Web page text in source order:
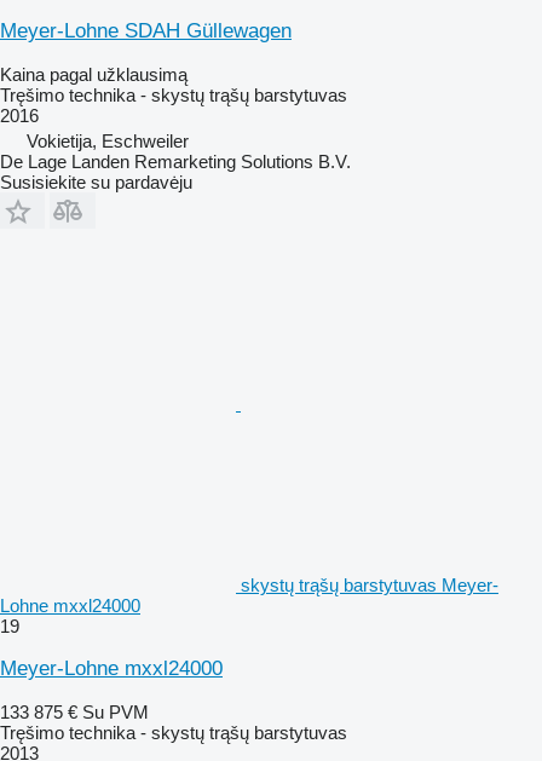
Meyer-Lohne SDAH Güllewagen
Kaina pagal užklausimą
Tręšimo technika - skystų trąšų barstytuvas
2016
Vokietija, Eschweiler
De Lage Landen Remarketing Solutions B.V.
Susisiekite su pardavėju
skystų trąšų barstytuvas Meyer-
Lohne mxxl24000
19
Meyer-Lohne mxxl24000
133 875 € Su PVM
Tręšimo technika - skystų trąšų barstytuvas
2013